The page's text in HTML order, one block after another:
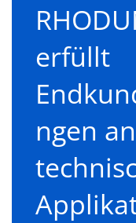
erfüllt
ngen